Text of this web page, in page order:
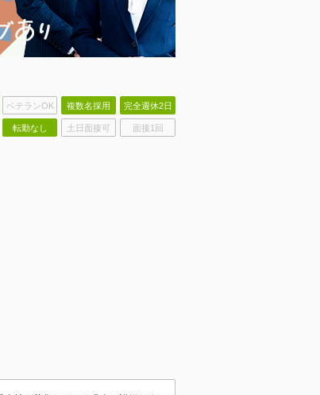
ベテランOK 複数名採用 完全週休2日
転勤なし 土日面接可 面接1回